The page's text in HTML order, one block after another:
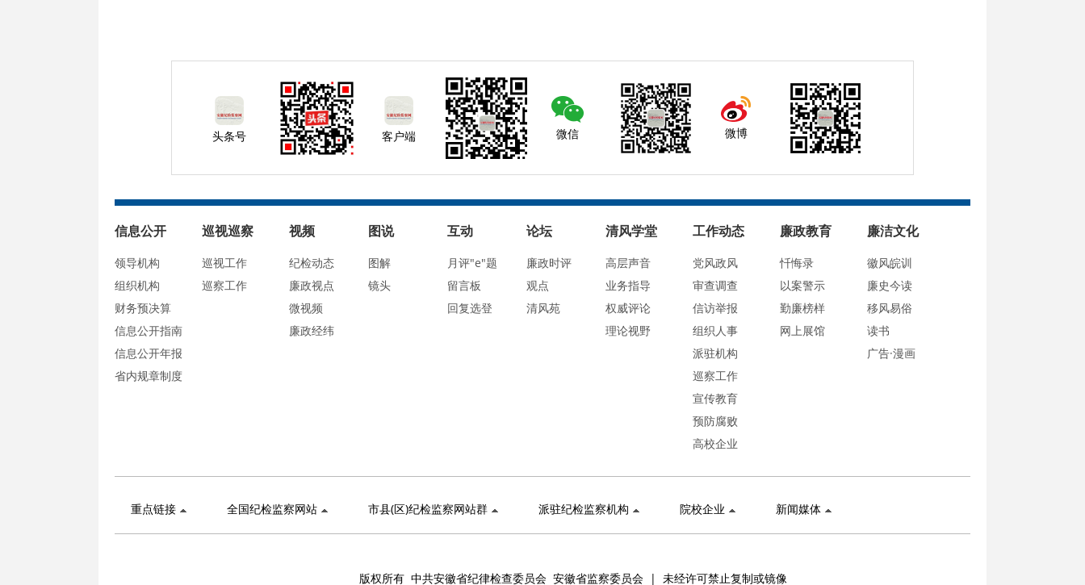
头条号 客户端 微信 微博
信息公开
领导机构
组织机构
财务预决算
信息公开指南
信息公开年报
省内规章制度
巡视巡察
巡视工作
巡察工作
视频
纪检动态
廉政视点
微视频
廉政经纬
图说
图解
镜头
互动
月评"e"题
留言板
回复选登
论坛
廉政时评
观点
清风苑
清风学堂
高层声音
业务指导
权威评论
理论视野
工作动态
党风政风
审查调查
信访举报
组织人事
派驻机构
巡察工作
宣传教育
预防腐败
高校企业
廉政教育
忏悔录
以案警示
勤廉榜样
网上展馆
廉洁文化
徽风皖训
廉史今读
移风易俗
读书
广告·漫画
重点链接 全国纪检监察网站 市县(区)纪检监察网站群 派驻纪检监察机构 院校企业 新闻媒体
版权所有 中共安徽省纪律检查委员会 安徽省监察委员会 | 未经许可禁止复制或镜像